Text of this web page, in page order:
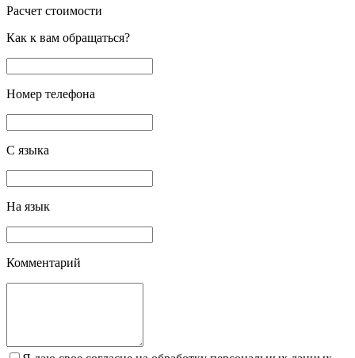
Расчет стоимости
Как к вам обращаться?
Номер телефона
С языка
На язык
Комментарий